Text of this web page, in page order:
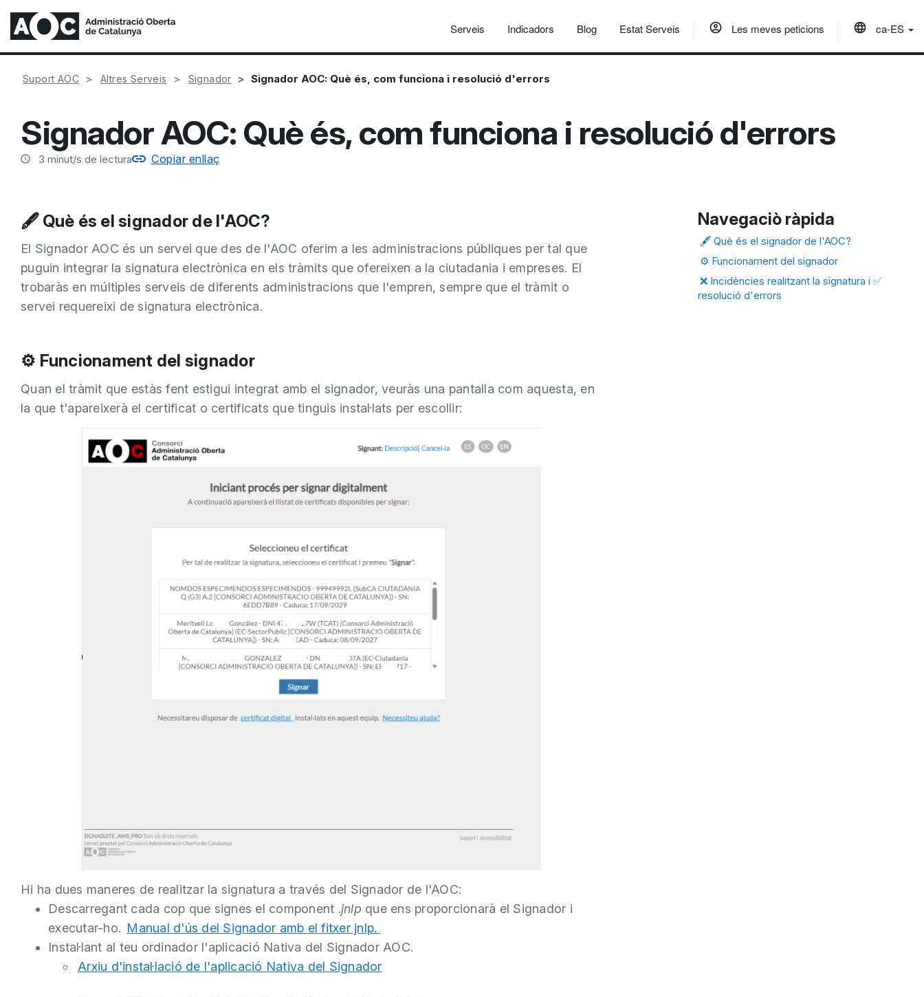
Serveis Indicadors Blog Estat Serveis Les meves peticions ca-ES
Suport AOC Altres Serveis Signador Signador AOC: Què és, com funciona i resolució d'errors
Signador AOC: Què és, com funciona i resolució d'errors
3 minut/s de lectura Copiar enllaç
🖋️ Què és el signador de l'AOC?
El Signador AOC és un servei que des de l'AOC oferim a les administracions públiques per tal que
puguin integrar la signatura electrònica en els tràmits que ofereixen a la ciutadania i empreses. El
trobaràs en múltiples serveis de diferents administracions que l'empren, sempre que el tràmit o
servei requereixi de signatura electrònica.
⚙️ Funcionament del signador
Quan el tràmit que estàs fent estigui integrat amb el signador, veuràs una pantalla com aquesta, en
la que t'apareixerà el certificat o certificats que tinguis instal·lats per escollir:
Hi ha dues maneres de realitzar la signatura a través del Signador de l'AOC:
Descarregant cada cop que signes el component .jnlp que ens proporcionarà el Signador i
executar-ho. Manual d'ús del Signador amb el fitxer jnlp.
Instal·lant al teu ordinador l'aplicació Nativa del Signador AOC.
Arxiu d'instal·lació de l'aplicació Nativa del Signador
Navegaciò ràpida
🖋️ Què és el signador de l'AOC?
⚙️ Funcionament del signador
❌ Incidències realitzant la signatura i ✅
resolució d'errors